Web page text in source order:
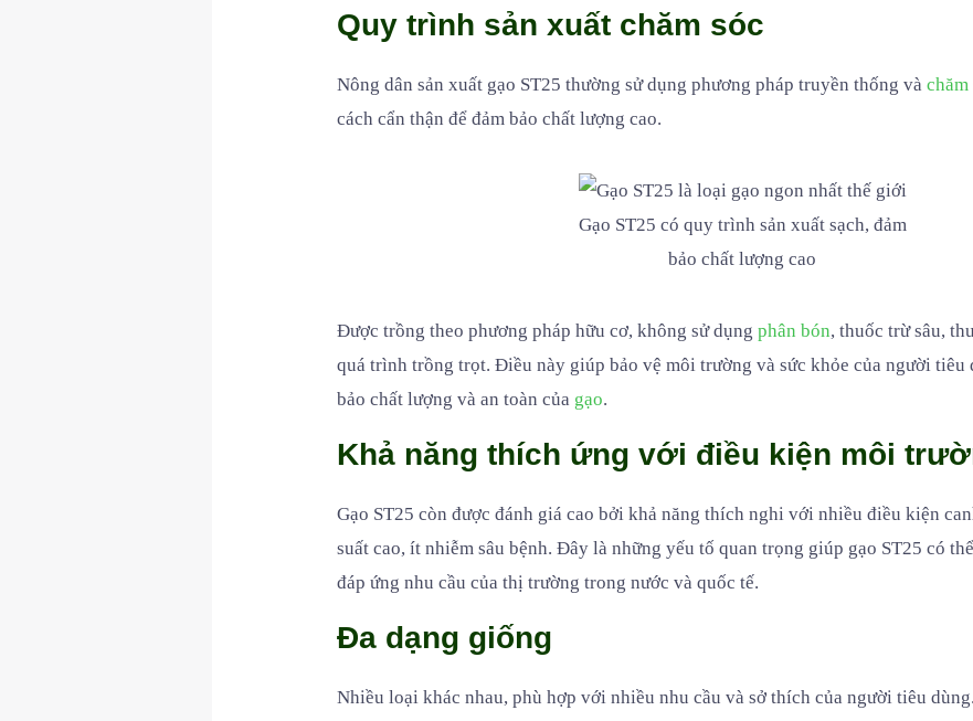
Quy trình sản xuất chăm sóc
Nông dân sản xuất gạo ST25 thường sử dụng phương pháp truyền thống vàchăm
cách cẩn thận để đảm bảo chất lượng cao.
Gạo ST25 có quy trình sản xuất sạch, đảm
bảo chất lượng cao
Được trồng theo phương pháp hữu cơ, không sử dụngphân bón, thuốc trừ sâu,
quá trình trồng trọt. Điều này giúp bảo vệ môi trường và sức khỏe của người tiêu
bảo chất lượng và an toàn của gạo.
Khả năng thích ứng với điều kiện môi
Gạo ST25 còn được đánh giá cao bởi khả năng thích nghi với nhiều điều kiện
suất cao, ít nhiễm sâu bệnh. Đây là những yếu tố quan trọng giúp gạo ST25 có
đáp ứng nhu cầu của thị trường trong nước và quốc tế.
Đa dạng giống
Nhiều loại khác nhau, phù hợp với nhiều nhu cầu và sở thích của người tiêu dùng.